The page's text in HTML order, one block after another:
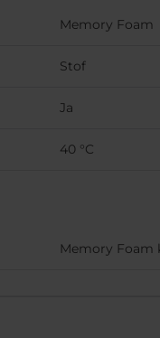
Memory Foam
Stof
Ja
40 °C
Memory Foam